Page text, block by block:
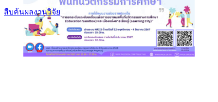
สืบค้นผลงานวิจัย